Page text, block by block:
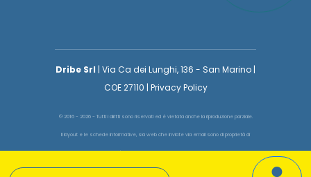
Dribe Srl | Via Ca dei Lunghi, 136 - San Marino |
COE 27110 | Privacy Policy
© 2016 - 2026 - Tutti i diritti sono riservati ed è vietata anche la riproduzione parziale.
Il layout e le schede informative, sia web che inviate via email sono di proprietà di
voglioinsegnare.it pertanto è fatto assoluto divieto replicare o copiare parte del layout
e dei contenuti